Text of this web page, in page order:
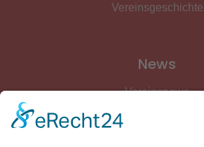
Vereinsgeschichte
News
Vereinsnews